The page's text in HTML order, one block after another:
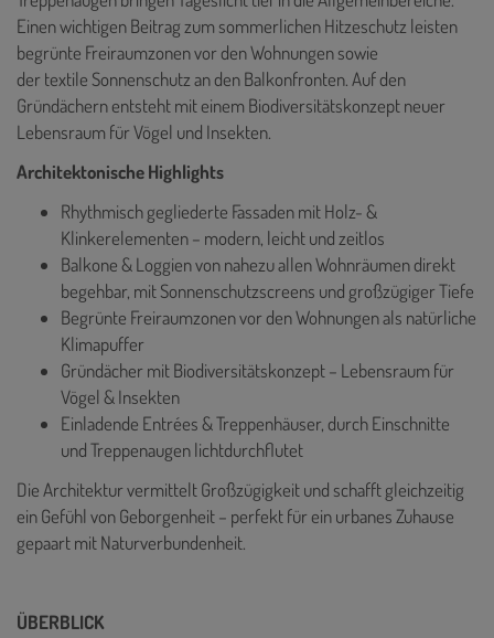
Einen wichtigen Beitrag zum sommerlichen Hitzeschutz leisten
begrünte Freiraumzonen vor den Wohnungen sowie
der textile Sonnenschutz an den Balkonfronten. Auf den
Gründächern entsteht mit einem Biodiversitätskonzept neuer
Lebensraum für Vögel und Insekten.
Architektonische Highlights
Rhythmisch gegliederte Fassaden mit Holz- &
Klinkerelementen – modern, leicht und zeitlos
Balkone & Loggien von nahezu allen Wohnräumen direkt
begehbar, mit Sonnenschutzscreens und großzügiger Tiefe
Begrünte Freiraumzonen vor den Wohnungen als natürliche
Klimapuffer
Gründächer mit Biodiversitätskonzept – Lebensraum für
Vögel & Insekten
Einladende Entrées & Treppenhäuser, durch Einschnitte
und Treppenaugen lichtdurchflutet
Die Architektur vermittelt Großzügigkeit und schafft gleichzeitig
ein Gefühl von Geborgenheit – perfekt für ein urbanes Zuhause
gepaart mit Naturverbundenheit.
ÜBERBLICK